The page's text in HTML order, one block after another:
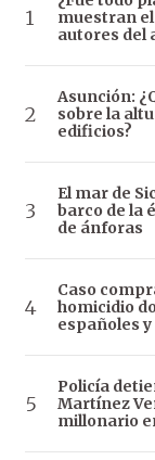
muestran
autores del
Asunción:
sobre la
edificios?
El mar de
barco de la
de ánforas
Caso
homicidio
españoles
Policía
Martínez
millonario